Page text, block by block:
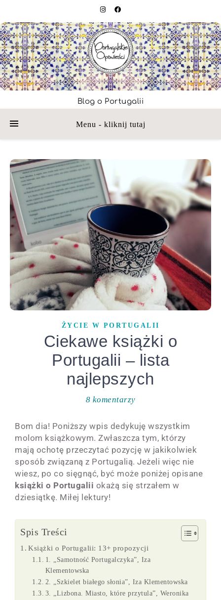
Blog o Portugalii
Menu - kliknij tutaj
ŻYCIE W PORTUGALII
Ciekawe książki o
Portugalii – lista
najlepszych
8 komentarzy
Bom dia! Poniższy wpis dedykuję wszystkim
molom książkowym. Zwłaszcza tym, którzy
mają ochotę przeczytać pozycję w jakikolwiek
sposób związaną z Portugalią. Jeżeli więc nie
wiesz, po co sięgnąć, być może poniżej opisane
książki o Portugalii okażą się strzałem w
dziesiątkę. Miłej lektury!
Spis Treści
Książki o Portugalii: 13+ propozycji
1. „Samotność Portugalczyka”, Iza
Klementowska
2. „Szkielet białego słonia”, Iza Klementowska
3. „Lizbona. Miasto, które przytula”, Weronika